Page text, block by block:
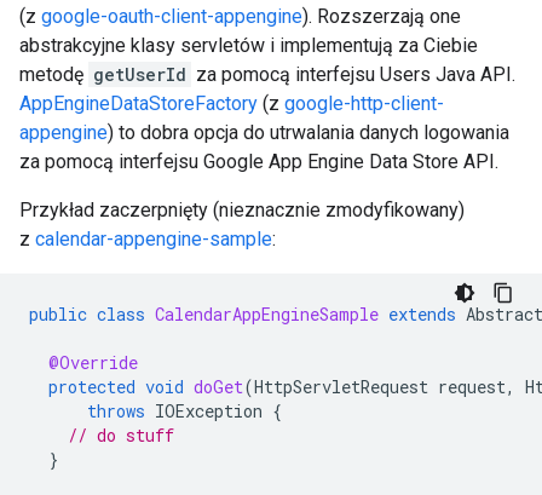
(z google-oauth-client-appengine). Rozszerzają one
abstrakcyjne klasy servletów i implementują za Ciebie
metodę getUserId za pomocą interfejsu Users Java API.
AppEngineDataStoreFactory (z google-http-client-
appengine) to dobra opcja do utrwalania danych logowania
za pomocą interfejsu Google App Engine Data Store API.
Przykład zaczerpnięty (nieznacznie zmodyfikowany)
z calendar-appengine-sample:
public class CalendarAppEngineSample extends
@Override
protected void doGet(HttpServletRequest request,
throws IOException {
// do stuff
}